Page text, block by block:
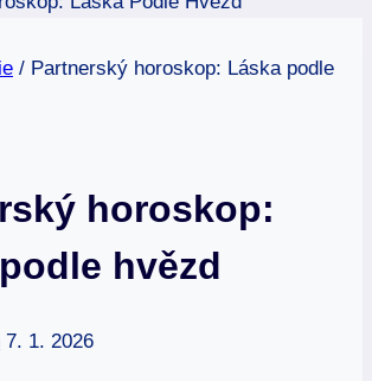
/ Partnerský horoskop: Láska podle
horoskop:
hvězd
7. 1. 2026